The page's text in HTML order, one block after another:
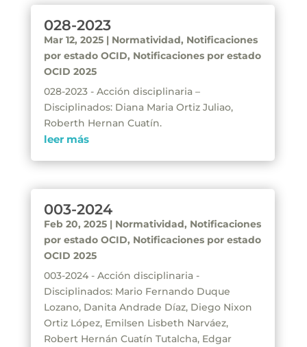
028-2023
Mar 12, 2025| Normatividad, Notificaciones
por estado OCID, Notificaciones por estado
OCID 2025
028-2023 - Acción disciplinaria –
Disciplinados: Diana Maria Ortiz Juliao,
Roberth Hernan Cuatín.
leer más
003-2024
Feb 20, 2025| Normatividad, Notificaciones
por estado OCID, Notificaciones por estado
OCID 2025
003-2024 - Acción disciplinaria -
Disciplinados: Mario Fernando Duque
Lozano, Danita Andrade Díaz, Diego Nixon
Ortiz López, Emilsen Lisbeth Narváez,
Robert Hernán Cuatín Tutalcha, Edgar